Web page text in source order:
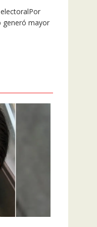
generó mayor